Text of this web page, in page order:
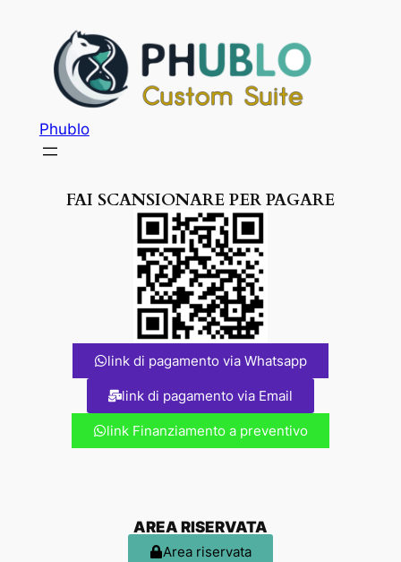
Phublo
FAI SCANSIONARE PER PAGARE
link di pagamento via Whatsapp
link di pagamento via Email
link Finanziamento a preventivo
AREA RISERVATA
Area riservata